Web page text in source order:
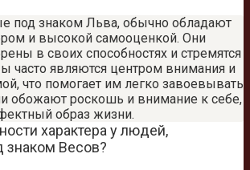
под знаком Льва, обычно обладают
и высокой самооценкой. Они
в своих способностях и стремятся
часто являются центром внимания и
что помогает им легко завоевывать
обожают роскошь и внимание к себе,
образ жизни.
характера у людей,
Весов?